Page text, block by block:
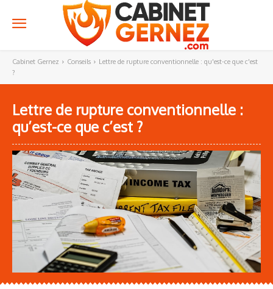
Cabinet Gernez Conseils
Lettre de rupture conventionnelle : qu'est-ce que c'est
?
Lettre de rupture conventionnelle :
qu’est-ce que c’est ?